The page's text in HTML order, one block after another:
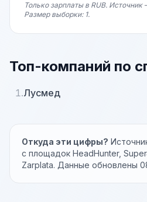
Только зарплаты в RUB.
Размер выборки: 1.
Топ-компаний по
1.Лусмед
Откуда эти цифры?
с площадок HeadHunter,
Zarplata. Данные обновлены